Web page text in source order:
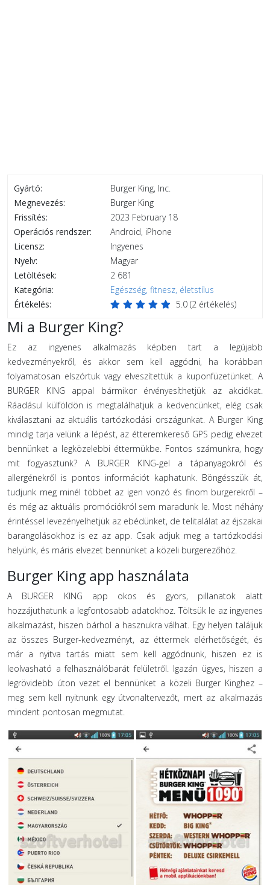
Gyártó:
Burger King, Inc.
Megnevezés:
Burger King
Frissítés:
2023 February 18
Operációs rendszer:
Android, iPhone
Licensz:
Ingyenes
Nyelv:
Magyar
Letöltések:
2 681
Kategória:
Egészség, fitnesz, életstílus
Értékelés:
5.0 (2 értékelés)
Mi a Burger King?
Ez az ingyenes alkalmazás képben tart a legújabb
kedvezményekről, és akkor sem kell aggódni, ha korábban
folyamatosan elszórtuk vagy elveszítettük a kuponfüzetünket. A
BURGER KING appal bármikor érvényesíthetjük az akciókat.
Ráadásul külföldön is megtalálhatjuk a kedvencünket, elég csak
kiválasztani az aktuális tartózkodási országunkat. A Burger King
mindig tarja velünk a lépést, az étteremkereső GPS pedig elvezet
bennünket a legközelebbi éttermükbe. Fontos számunkra, hogy
mit fogyasztunk? A BURGER KING-gel a tápanyagokról és
allergénekről is pontos információt kaphatunk. Böngésszük át,
tudjunk meg minél többet az igen vonzó és finom burgerekről –
és még az aktuális promóciókról sem maradunk le. Most néhány
érintéssel levezényelhetjük az ebédünket, de telitalálat az éjszakai
barangolásokhoz is ez az app. Csak adjuk meg a tartózkodási
helyünk, és máris elvezet bennünket a közeli burgerezőhöz.
Burger King app használata
A BURGER KING app okos és gyors, pillanatok alatt
hozzájuthatunk a legfontosabb adatokhoz. Töltsük le az ingyenes
alkalmazást, hiszen bárhol a hasznukra válhat. Egy helyen találjuk
az összes Burger-kedvezményt, az éttermek elérhetőségét, és
már a nyitva tartás miatt sem kell aggódnunk, hiszen ez is
leolvasható a felhasználóbarát felületről. Igazán ügyes, hiszen a
legrövidebb úton vezet el bennünket a közeli Burger Kinghez –
meg sem kell nyitnunk egy útvonaltervezőt, mert az alkalmazás
mindent pontosan megmutat.